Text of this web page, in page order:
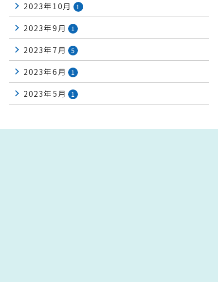
2023年10月 1
2023年9月 1
2023年7月 5
2023年6月 1
2023年5月 1